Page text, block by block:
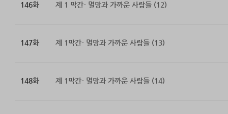
146화 제 1 막간- 멸망과 가까운 사람들 (12)
147화 제 1막간- 멸망과 가까운 사람들 (13)
148화 제 1막간- 멸망과 가까운 사람들 (14)